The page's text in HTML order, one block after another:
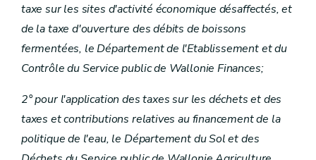
taxe sur les sites d'activité économique désaffectés, et
de la taxe d'ouverture des débits de boissons
fermentées, le Département de l'Etablissement et du
Contrôle du Service public de Wallonie Finances;
2° pour l'application des taxes sur les déchets et des
taxes et contributions relatives au financement de la
politique de l'eau, le Département du Sol et des